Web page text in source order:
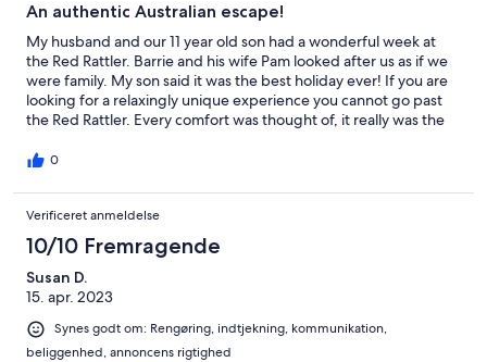
An authentic Australian escape!
My husband and our 11 year old son had a wonderful week at
the Red Rattler. Barrie and his wife Pam looked after us as if we
were family. My son said it was the best holiday ever! If you are
looking for a relaxingly unique experience you cannot go past
the Red Rattler. Every comfort was thought of, it really was the
camp kitchen was well equipped and the fire lit by Barrie every
charming and friendly and the scenery breathtaking. We will be
back and will recommend the Red Rattler to everyone. Thank
you Pam and Barrie. Please give Maggie a pat from us! Ellen,
Simon and Benson
0
Verificeret anmeldelse
10/10 Fremragende
Susan D.
15. apr. 2023
Synes godt om: Rengøring, indtjekning, kommunikation,
beliggenhed, annoncens rigtighed